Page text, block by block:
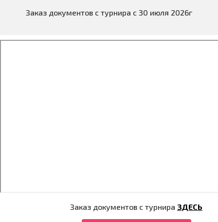
Заказ документов с турнира с 30 июля 2026г
Заказ документов с турнира ЗДЕСЬ